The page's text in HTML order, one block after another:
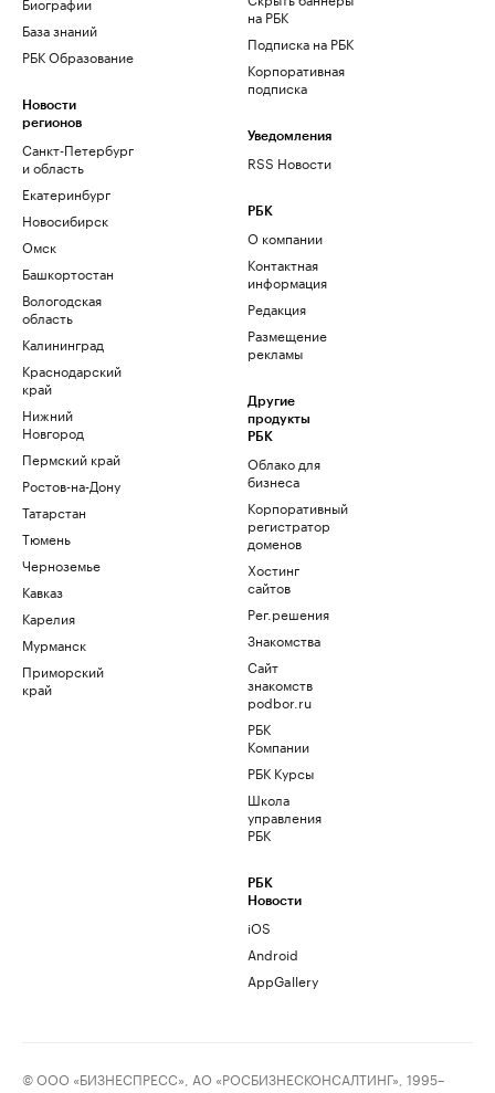
База знаний
РБК Образование
Новости
регионов
Санкт-Петербург
и область
Екатеринбург
Новосибирск
Омск
Башкортостан
Вологодская
область
Калининград
Краснодарский
край
Нижний
Новгород
Пермский край
Ростов-на-Дону
Татарстан
Тюмень
Черноземье
Кавказ
Карелия
Мурманск
Приморский
край
на РБК
Подписка на РБК
Корпоративная
подписка
Уведомления
RSS Новости
РБК
О компании
Контактная
информация
Редакция
Размещение
рекламы
Другие
продукты
РБК
Облако для
бизнеса
Корпоративный
регистратор
доменов
Хостинг
сайтов
Рег.решения
Знакомства
Сайт
знакомств
podbor.ru
РБК
Компании
РБК Курсы
Школа
управления
РБК
РБК
Новости
iOS
Android
AppGallery
© ООО «БИЗНЕСПРЕСС», АО «РОСБИЗНЕСКОНСАЛТИНГ», 1995–